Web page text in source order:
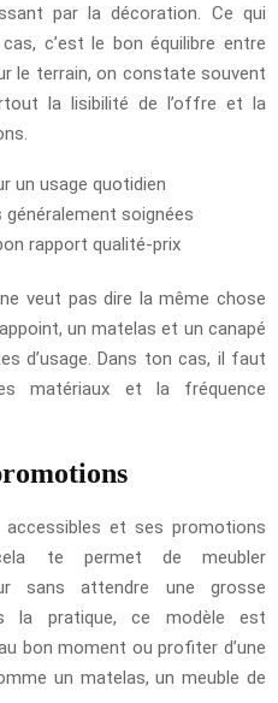
par la décoration. Ce qui
c’est le bon équilibre entre
le terrain, on constate souvent
la lisibilité de l’offre et la
un usage quotidien
soignées
rapport qualité-prix
veut pas dire la même chose
un matelas et un canapé
d’usage. Dans ton cas, il faut
matériaux et la fréquence
et ses promotions
cela te permet de meubler
sans attendre une grosse
la pratique, ce modèle est
bon moment ou profiter d’une
un matelas, un meuble de